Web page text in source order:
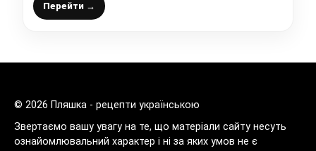
Перейти →
© 2026 Пляшка - рецепти українською
Звертаємо вашу увагу на те, що матеріали сайту несуть
ознайомлювальний характер і ні за яких умов не є